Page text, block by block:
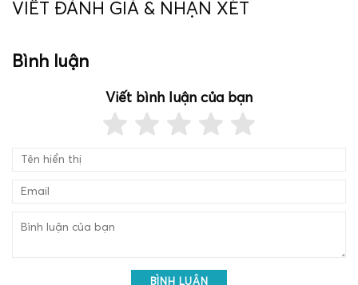
VIẾT ĐÁNH GIÁ & NHẬN XÉT
Bình luận
Viết bình luận của bạn
BÌNH LUẬN